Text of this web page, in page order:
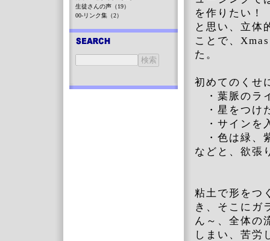
を作りたい！
と思い、立体
ことで、
た。
初めてのくせ
・葉脈のラ
・星をつけ
・サインを
・色は緑、
などと、欲張
粘土で形をつ
き、そこにガ
ん～、全体の
しまい、苦労
生徒さんの声（19）
00-リンク集（2）